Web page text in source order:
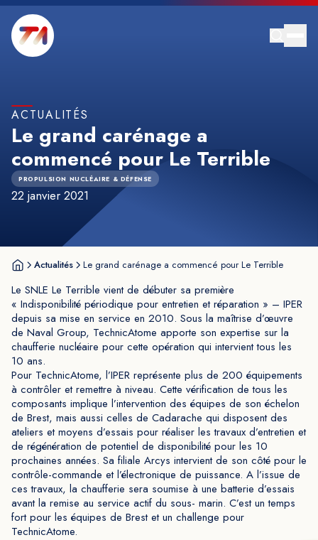
ACTUALITÉS
Le grand carénage a
commencé pour Le Terrible
PROPULSION NUCLÉAIRE & DÉFENSE
22 janvier 2021
Actualités Le grand carénage a commencé pour Le Terrible
Le SNLE Le Terrible vient de débuter sa première
« Indisponibilité périodique pour entretien et réparation » – IPER
depuis sa mise en service en 2010. Sous la maîtrise d’œuvre
de Naval Group, TechnicAtome apporte son expertise sur la
chaufferie nucléaire pour cette opération qui intervient tous les
10 ans.
Pour TechnicAtome, l’IPER représente plus de 200 équipements
à contrôler et remettre à niveau. Cette vérification de tous les
composants implique l’intervention des équipes de son échelon
de Brest, mais aussi celles de Cadarache qui disposent des
ateliers et moyens d’essais pour réaliser les travaux d’entretien et
de régénération de potentiel de disponibilité pour les 10
prochaines années. Sa filiale Arcys intervient de son côté pour le
contrôle-commande et l’électronique de puissance. A l’issue de
ces travaux, la chaufferie sera soumise à une batterie d’essais
avant la remise au service actif du sous- marin. C’est un temps
fort pour les équipes de Brest et un challenge pour
TechnicAtome.